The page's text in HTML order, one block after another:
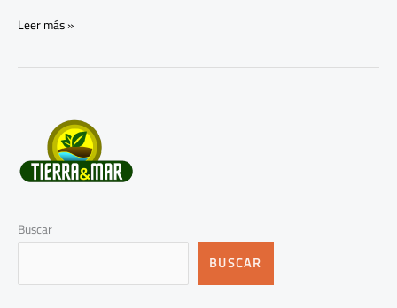
Leer más »
Buscar
BUSCAR